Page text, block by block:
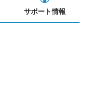
サポート情報